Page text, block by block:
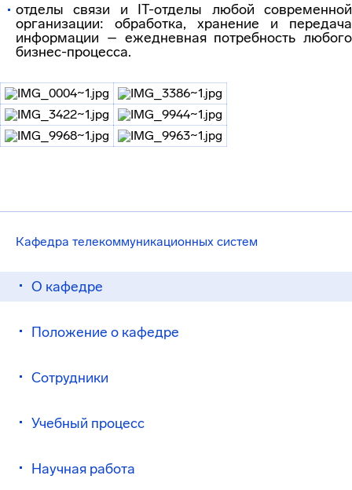
Кафедра телекоммуникационных систем
О кафедре
Положение о кафедре
Сотрудники
Учебный процесс
Научная работа
отделы связи и IT-отделы любой современной
организации: обработка, хранение и передача
информации – ежедневная потребность любого
бизнес-процесса.